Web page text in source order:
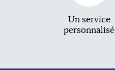
Un service
personnalisé